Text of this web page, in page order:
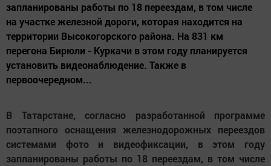
запланированы работы по 18 переездам, в том числе
на участке железной дороги, которая находится на
территории Высокогорского района. На 831 км
перегона Бирюли - Куркачи в этом году планируется
установить видеонаблюдение. Также в
первоочередном...
В Татарстане, согласно разработанной программе
поэтапного оснащения железнодорожных переездов
системами фото и видеофиксации, в этом году
запланированы работы по 18 переездам, в том числе